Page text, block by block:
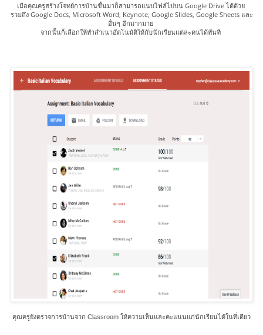
เมื่อคุณครูสร้างโจทย์การบ้านขึ้นมาก็สามารถแนบไฟล์ไปบน Google Drive ได้ด้วย
รวมถึง Google Docs, Microsoft Word, Keynote, Google Slides, Google Sheets และ
อื่นๆ อีกมากมาย
จากนั้นก็เลือกให้ทำสำเนาอัตโนมัติให้กับนักเรียนแต่ละคนได้ทันที
คุณครูยังตรวจการบ้านจาก Classroom ให้ความเห็นและคะแนนแก่นักเรียนได้ในที่เดียว